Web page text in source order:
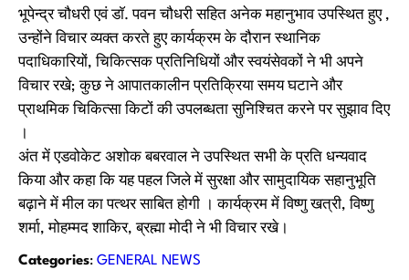
भूपेन्द्र चौधरी एवं डाॅ. पवन चौधरी सहित अनेक महानुभाव उपस्थित हुए ,
उन्होंने विचार व्यक्त करते हुए कार्यक्रम के दौरान स्थानिक
पदाधिकारियों, चिकित्सक प्रतिनिधियों और स्वयंसेवकों ने भी अपने
विचार रखे; कुछ ने आपातकालीन प्रतिक्रिया समय घटाने और
प्राथमिक चिकित्सा किटों की उपलब्धता सुनिश्चित करने पर सुझाव दिए
अंत में एडवोकेट अशोक बबरवाल ने उपस्थित सभी के प्रति धन्यवाद
किया और कहा कि यह पहल जिले में सुरक्षा और सामुदायिक सहानुभूति
बढ़ाने में मील का पत्थर साबित होगी । कार्यक्रम में विष्णु खत्री, विष्णु
शर्मा, मोहम्मद शाकिर, ब्रह्मा मोदी ने भी विचार रखे।
Categories: GENERAL NEWS